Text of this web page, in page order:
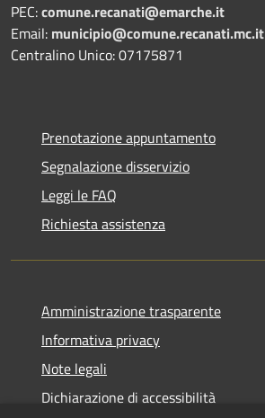
PEC:comune.recanati@emarche.it
Email: municipio@comune.recanati.mc.it
Centralino Unico: 07175871
Prenotazione appuntamento
Segnalazione disservizio
Leggi le FAQ
Richiesta assistenza
Amministrazione trasparente
Informativa privacy
Note legali
Dichiarazione di accessibilità